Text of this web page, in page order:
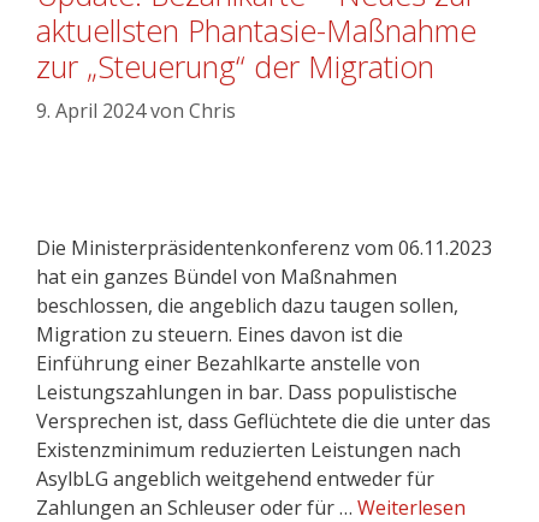
aktuellsten Phantasie-Maßnahme
zur „Steuerung“ der Migration
9. April 2024von Chris
Die Ministerpräsidentenkonferenz vom 06.11.2023
hat ein ganzes Bündel von Maßnahmen
beschlossen, die angeblich dazu taugen sollen,
Migration zu steuern. Eines davon ist die
Einführung einer Bezahlkarte anstelle von
Leistungszahlungen in bar. Dass populistische
Versprechen ist, dass Geflüchtete die die unter das
Existenzminimum reduzierten Leistungen nach
AsylbLG angeblich weitgehend entweder für
Zahlungen an Schleuser oder für … Weiterlesen